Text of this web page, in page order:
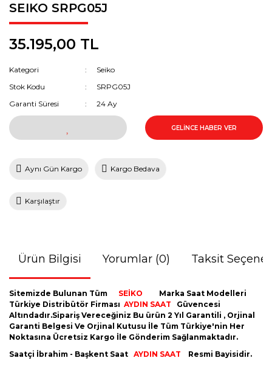
SEIKO SRPG05J
35.195,00 TL
Kategori
Seiko
Stok Kodu
SRPG05J
Garanti Süresi
24 Ay
GELİNCE HABER VER
Aynı Gün Kargo Kargo Bedava
Karşılaştır
Ürün Bilgisi Yorumlar (0) Taksit
Sitemizde Bulunan Tüm SEİKO
Marka Saat Modelleri
Türkiye Distribütör Firması AYDIN SAAT
Güvencesi
Altındadır.Sipariş Vereceğiniz Bu ürün 2 Yıl Garantili , Orjinal
Garanti Belgesi Ve Orjinal Kutusu İle Tüm Türkiye'nin Her
Noktasına Ücretsiz Kargo İle Gönderim Sağlanmaktadır.
Saatçi İbrahim - Başkent Saat AYDIN SAAT Resmi Bayisidir.